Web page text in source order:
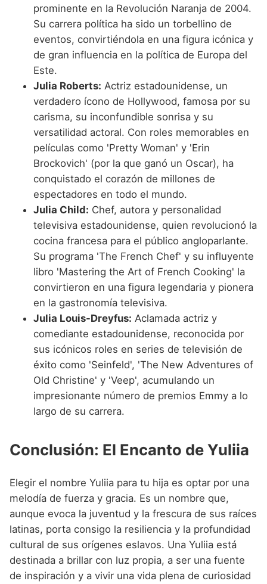
prominente en la Revolución Naranja de 2004.
Su carrera política ha sido un torbellino de
eventos, convirtiéndola en una figura icónica y
de gran influencia en la política de Europa del
Este.
Julia Roberts: Actriz estadounidense, un
verdadero ícono de Hollywood, famosa por su
carisma, su inconfundible sonrisa y su
versatilidad actoral. Con roles memorables en
películas como 'Pretty Woman' y 'Erin
Brockovich' (por la que ganó un Oscar), ha
conquistado el corazón de millones de
espectadores en todo el mundo.
Julia Child: Chef, autora y personalidad
televisiva estadounidense, quien revolucionó la
cocina francesa para el público angloparlante.
Su programa 'The French Chef' y su influyente
libro 'Mastering the Art of French Cooking' la
convirtieron en una figura legendaria y pionera
en la gastronomía televisiva.
Julia Louis-Dreyfus: Aclamada actriz y
comediante estadounidense, reconocida por
sus icónicos roles en series de televisión de
éxito como 'Seinfeld', 'The New Adventures of
Old Christine' y 'Veep', acumulando un
impresionante número de premios Emmy a lo
largo de su carrera.
Conclusión: El Encanto de Yuliia
Elegir el nombre Yuliia para tu hija es optar por una
melodía de fuerza y gracia. Es un nombre que,
aunque evoca la juventud y la frescura de sus raíces
latinas, porta consigo la resiliencia y la profundidad
cultural de sus orígenes eslavos. Una Yuliia está
destinada a brillar con luz propia, a ser una fuente
de inspiración y a vivir una vida plena de curiosidad